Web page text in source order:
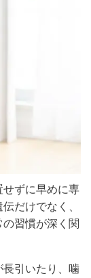
ずに早めに専
だけでなく、
習慣が深く関
引いたり、噛